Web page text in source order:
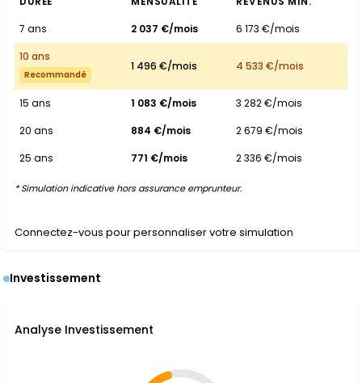
7 ans
2 037 €/mois
6 173 €/mois
10 ans
Recommandé
1 496 €/mois 4 533 €/mois
15 ans 1 083 €/mois
3 282 €/mois
20 ans
884 €/mois
2 679 €/mois
25 ans
771 €/mois 2 336 €/mois
* Simulation indicative hors assurance emprunteur.
Connectez-vous pour personnaliser votre simulation
Investissement
Analyse Investissement